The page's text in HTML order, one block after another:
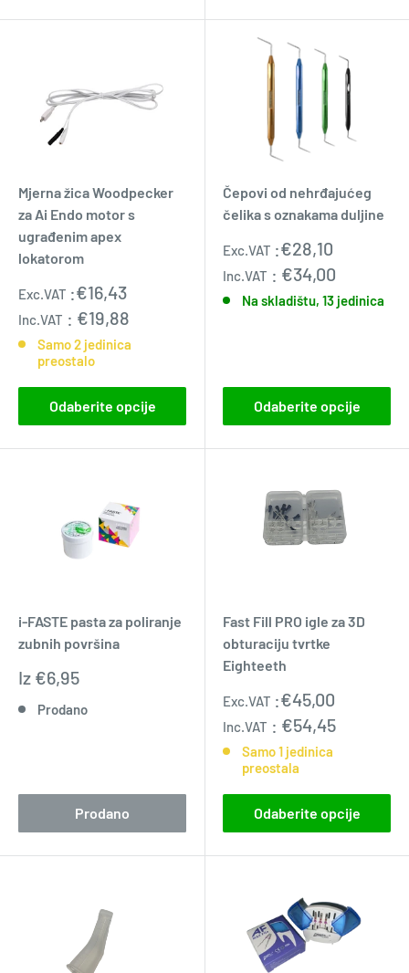
Mjerna žica Woodpecker
za Ai Endo motor s
ugrađenim apex
lokatorom
Prodajna
cijena
Exc.VAT :€16,43
Inc.VAT : €19,88
Samo 2 jedinica
preostalo
Odaberite opcije
Čepovi od nehrđajućeg
čelika s oznakama duljine
Prodajna
cijena
Exc.VAT :€28,10
Inc.VAT : €34,00
Na skladištu, 13 jedinica
Odaberite opcije
i-FASTE pasta za poliranje
zubnih površina
Prodajna
Iz €6,95
Prodano
Prodano
Fast Fill PRO igle za 3D
obturaciju tvrtke
Eighteeth
Prodajna
cijena
Exc.VAT :€45,00
Inc.VAT : €54,45
Samo 1 jedinica
preostala
Odaberite opcije